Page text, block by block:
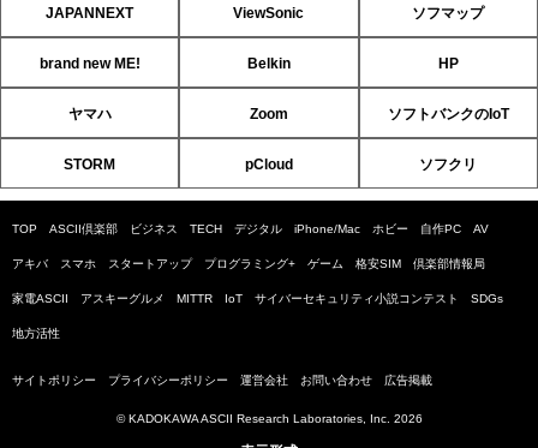
JAPANNEXT ViewSonic ソフマップ
brand new ME! Belkin HP
ヤマハ Zoom ソフトバンクのIoT
STORM pCloud ソフクリ
TOP ASCII倶楽部 ビジネス TECH デジタル iPhone/Mac ホビー 自作PC AV
アキバ スマホ スタートアップ プログラミング+ ゲーム 格安SIM 倶楽部情報局
家電ASCII アスキーグルメ MITTR IoT サイバーセキュリティ小説コンテスト SDGs
地方活性
サイトポリシー プライバシーポリシー 運営会社 お問い合わせ 広告掲載
© KADOKAWA ASCII Research Laboratories, Inc. 2026